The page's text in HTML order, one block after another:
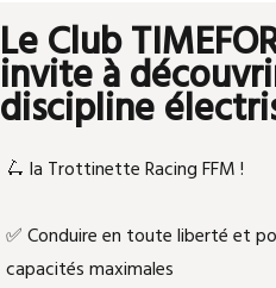
Le Club
invite à
discipline
🛴 la Trottinette Racing FFM !
✅ Conduire en toute liberté et
capacités maximales